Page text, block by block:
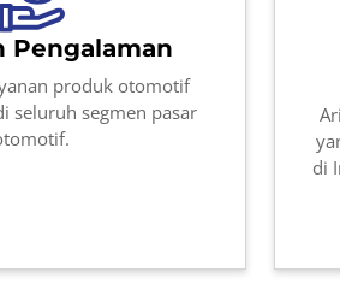
Pengalaman
produk otomotif
seluruh segmen pasar
di